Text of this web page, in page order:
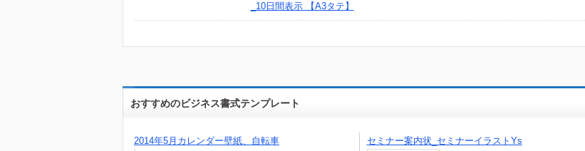
_10日間表示 【A3タテ】
おすすめのビジネス書式テンプレート
2014年5月カレンダー壁紙、自転車
セミナー案内状_セミナーイラストYs